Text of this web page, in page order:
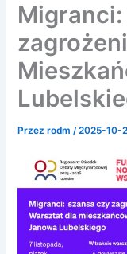
Przezrodm/2025-10-